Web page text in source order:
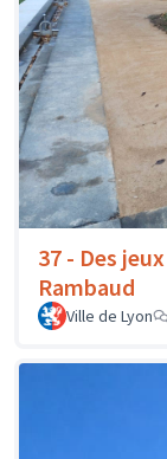
37 - Des
Rambaud
Ville de Lyon